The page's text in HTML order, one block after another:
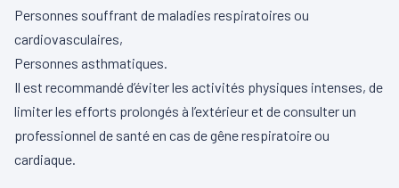
Personnes souffrant de maladies respiratoires ou
cardiovasculaires,
Personnes asthmatiques.
Il est recommandé d’éviter les activités physiques intenses, de
limiter les efforts prolongés à l’extérieur et de consulter un
professionnel de santé en cas de gêne respiratoire ou
cardiaque.